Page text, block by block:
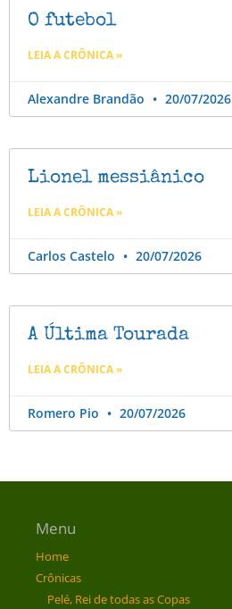
O futebol
LEIA A CRÔNICA »
Alexandre Brandão 20/07/2026
Lionel messiânico
LEIA A CRÔNICA »
Carlos Castelo 20/07/2026
A Última Tourada
LEIA A CRÔNICA »
Romero Pio 20/07/2026
Menu
Home
Crônicas
Pelé, Rei de todas as Copas